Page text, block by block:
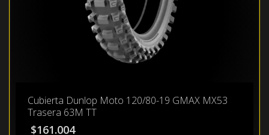
Cubierta Dunlop Moto 120/80-19 GMAX MX53
Trasera 63M TT
$161.004